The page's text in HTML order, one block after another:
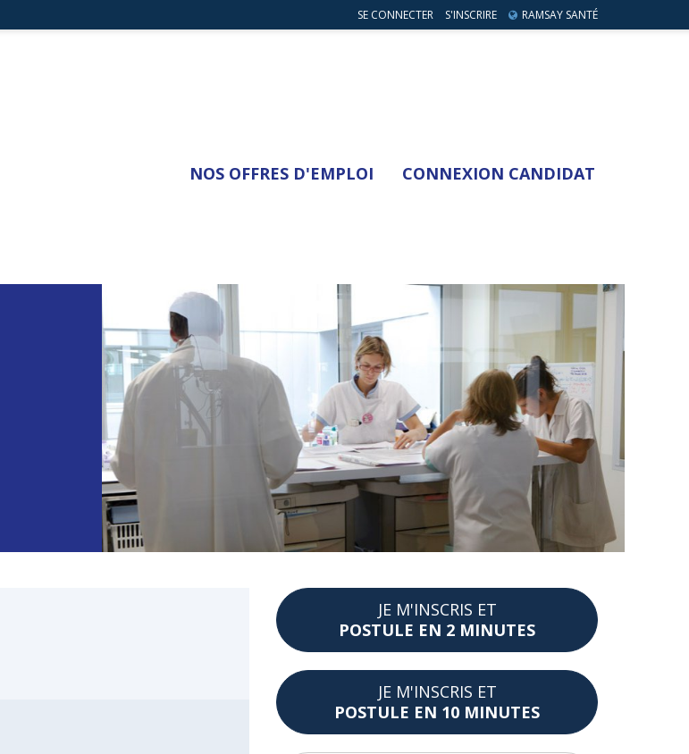
SE CONNECTER S'INSCRIRE RAMSAY SANTÉ
NOS OFFRES D'EMPLOI CONNEXION CANDIDAT
JE M'INSCRIS ET
POSTULE EN 2 MINUTES
JE M'INSCRIS ET
POSTULE EN 10 MINUTES